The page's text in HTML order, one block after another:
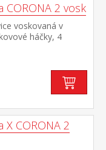
CORONA 2 vosk
voskovaná v
háčky, 4
výška sedu lavice
Corona 2
CORONA 2